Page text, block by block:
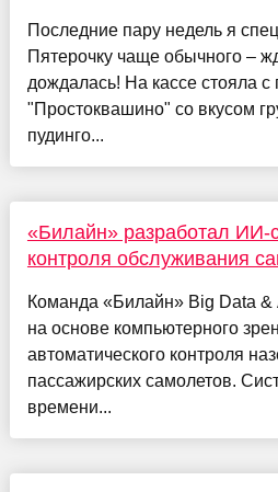
Последние пару недель я
Пятерочку чаще обычного –
дождалась! На кассе стояла с
"Простоквашино" со вкусом
пудинго...
«Билайн» разработал ИИ-
контроля обслуживания
Команда «Билайн» Big Data
на основе компьютерного
автоматического контроля
пассажирских самолетов.
времени...